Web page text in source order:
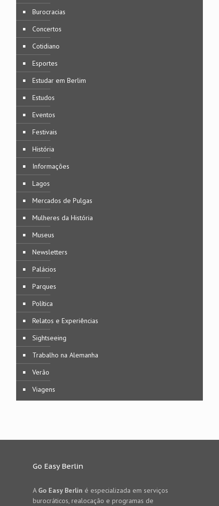
Burocracias
Concertos
Cotidiano
Esportes
Estudar em Berlim
Estudos
Eventos
Festivais
História
Informações
Lagos
Mercados de Pulgas
Mulheres da História
Museus
Newsletters
Palácios
Parques
Política
Relatos e Experiências
Sightseeing
Trabalho na Alemanha
Verão
Viagens
Go Easy Berlin
A Go Easy Berlin é especializada em serviços
burocráticos, realocação e programas de